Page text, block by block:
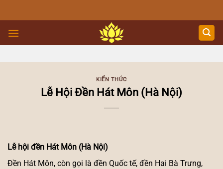
to
content
KIẾN THỨC
Lễ Hội Đền Hát Môn (Hà Nội)
Lễ hội đền Hát Môn (Hà Nội)
Đền Hát Môn, còn gọi là đền Quốc tế, đền Hai Bà Trưng,